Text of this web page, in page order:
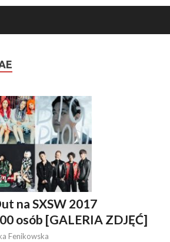
na SXSW 2017
osób [GALERIA ZDJĘĆ]
Fenikowska